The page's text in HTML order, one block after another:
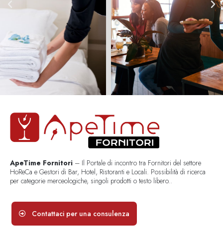
ApeTime Fornitori – Il Portale di incontro tra Fornitori del settore
HoReCa e Gestori di Bar, Hotel, Ristoranti e Locali. Possibilità di ricerca
per categorie merceologiche, singoli prodotti o testo libero..
Contattaci per una consulenza